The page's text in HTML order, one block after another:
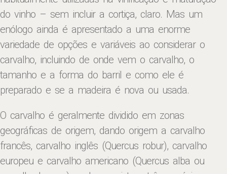
do vinho – sem incluir a cortiça, claro. Mas um
enólogo ainda é apresentado a uma enorme
variedade de opções e variáveis ​​ao considerar o
carvalho, incluindo de onde vem o carvalho, o
tamanho e a forma do barril e como ele é
preparado e se a madeira é nova ou usada.
O carvalho é geralmente dividido em zonas
geográficas de origem, dando origem a carvalho
francês, carvalho inglês (Quercus robur), carvalho
europeu e carvalho americano (Quercus alba ou